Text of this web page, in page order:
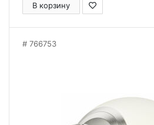
В корзину
766753